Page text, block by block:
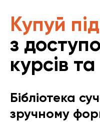
Купуй
з
курсів та
Бібліотека
зручному